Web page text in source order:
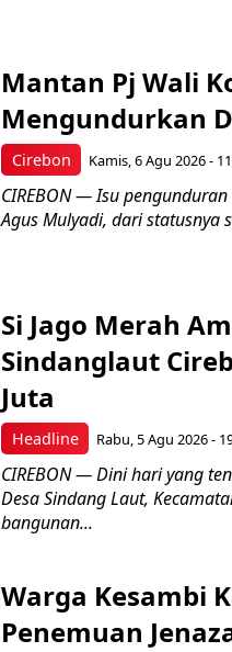
Cirebon
Mantan Pj Wali
Mengundurkan
Kamis, 6 Agu 2026 -
CIREBON — Isu
Agus Mulyadi, dari statusnya
Headline
Si Jago Merah
Sindanglaut
Juta
Rabu, 5 Agu 2026 -
CIREBON — Dini hari yang
Desa Sindang Laut,
bangunan...
Warga Kesambi
Penemuan